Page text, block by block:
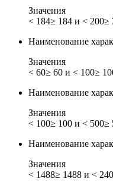
Значения
< 184≥ 184 и < 200≥
Наименование
Значения
< 60≥ 60 и < 100≥
Наименование
Значения
< 100≥ 100 и < 500≥
Наименование
Значения
< 1488≥ 1488 и <